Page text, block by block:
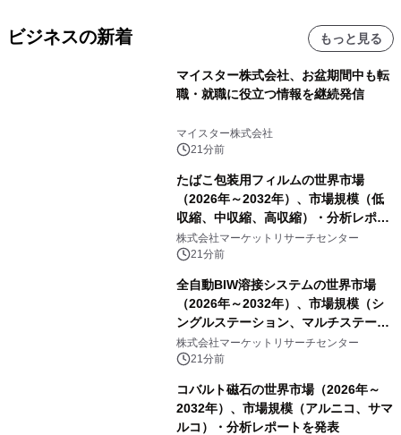
ビジネスの新着 もっと見る
マイスター株式会社、お盆期間中も転
職・就職に役立つ情報を継続発信
マイスター株式会社
21分前
たばこ包装用フィルムの世界市場
（2026年～2032年）、市場規模（低
収縮、中収縮、高収縮）・分析レポー
トを発表
株式会社マーケットリサーチセンター
21分前
全自動BIW溶接システムの世界市場
（2026年～2032年）、市場規模（シ
ングルステーション、マルチステーシ
ョン）・分析レポートを発表
株式会社マーケットリサーチセンター
21分前
コバルト磁石の世界市場（2026年～
2032年）、市場規模（アルニコ、サマ
ルコ）・分析レポートを発表